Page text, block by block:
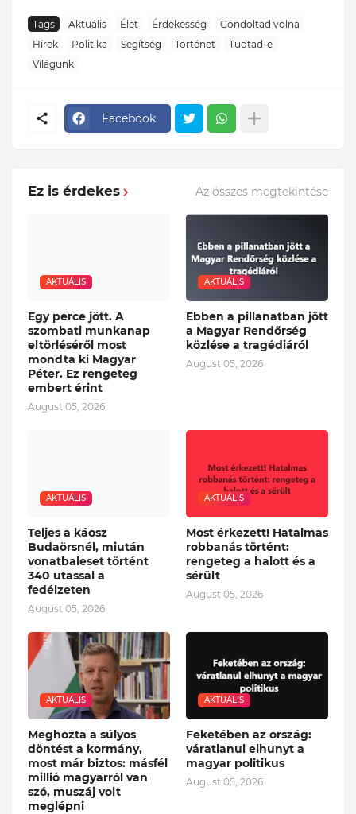
Tags Aktuális Élet Érdekesség
Gondoltad volna
Hírek
Politika Segítség Történet
Tudtad-e
Világunk
Facebook
Ez is érdekes Az összes megtekintése
AKTUÁLIS
Egy perce jött. A
szombati munkanap
eltörléséről most
mondta ki Magyar
Péter. Ez rengeteg
embert érint
August 05, 2026
AKTUÁLIS
Ebben a pillanatban jött
a Magyar Rendőrség
közlése a tragédiáról
August 05, 2026
AKTUÁLIS
Teljes a káosz
Budaörsnél, miután
vonatbaleset történt
340 utassal a
fedélzeten
August 05, 2026
AKTUÁLIS
Most érkezett! Hatalmas
robbanás történt:
rengeteg a halott és a
sérült
August 05, 2026
AKTUÁLIS
Meghozta a súlyos
döntést a kormány,
most már biztos: másfél
millió magyarról van
szó, muszáj volt
meglépni
AKTUÁLIS
Feketében az ország:
váratlanul elhunyt a
magyar politikus
August 05, 2026